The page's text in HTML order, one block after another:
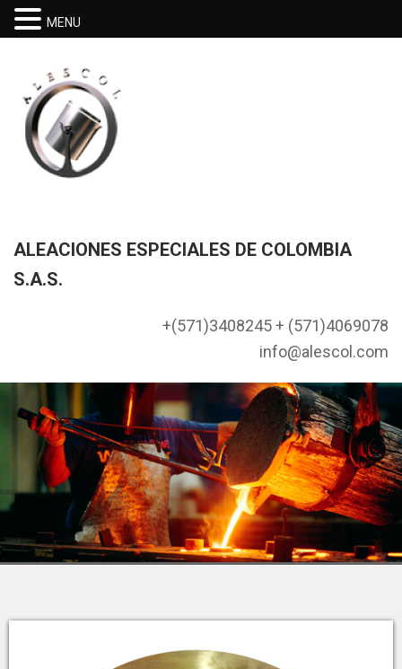
ALEACIONES ESPECIALES DE COLOMBIA
S.A.S.
+(571)3408245 + (571)4069078
info@alescol.com
MENU